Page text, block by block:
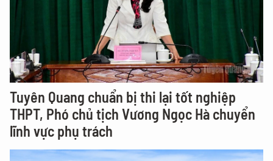
Tuyên Quang chuẩn bị thi lại tốt nghiệp
THPT, Phó chủ tịch Vương Ngọc Hà chuyển
lĩnh vực phụ trách